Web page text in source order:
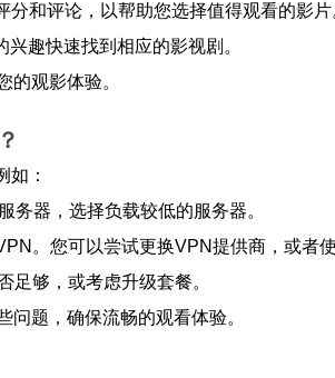
和评论，以帮助您选择值得观看的影片
趣快速找到相应的影视剧。
的观影体验。
如：
务器，选择负载较低的服务器。
。您可以尝试更换VPN提供商，或者
足够，或考虑升级套餐。
题，确保流畅的观看体验。